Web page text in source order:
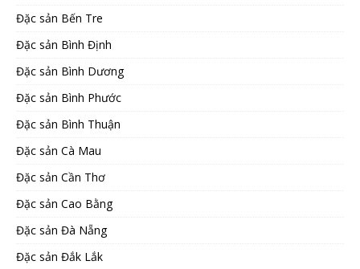
Đặc sản Bến Tre
Đặc sản Bình Định
Đặc sản Bình Dương
Đặc sản Bình Phước
Đặc sản Bình Thuận
Đặc sản Cà Mau
Đặc sản Cần Thơ
Đặc sản Cao Bằng
Đặc sản Đà Nẵng
Đặc sản Đắk Lắk